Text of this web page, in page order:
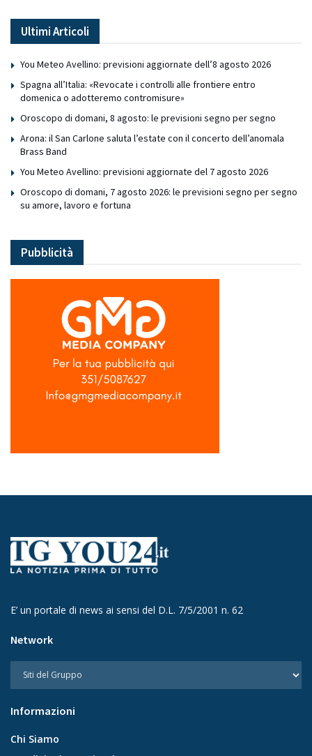
Ultimi Articoli
You Meteo Avellino: previsioni aggiornate dell’8 agosto 2026
Spagna all’Italia: «Revocate i controlli alle frontiere entro
domenica o adotteremo contromisure»
Oroscopo di domani, 8 agosto: le previsioni segno per segno
Arona: il San Carlone saluta l’estate con il concerto dell’anomala
Brass Band
You Meteo Avellino: previsioni aggiornate del 7 agosto 2026
Oroscopo di domani, 7 agosto 2026: le previsioni segno per segno
su amore, lavoro e fortuna
Pubblicità
E’ un portale di news ai sensi del D.L. 7/5/2001 n. 62
Network
Informazioni
Chi Siamo